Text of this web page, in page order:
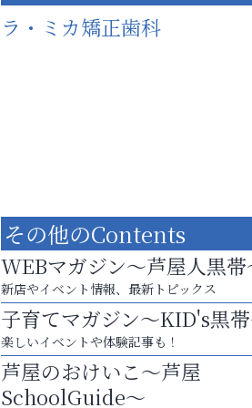
ラ・ミカ矯正歯科
お一人おひとりに合う治療をご提案
口元から始まる、自分らしい毎日を
南芦屋浜皮膚科クリニック
その他のContents
WEBマガジン～芦屋人黒帯
新店やイベント情報、最新トピックス
子育てマガジン～KID's黒
楽しいイベントや体験記事も！
芦屋のおけいこ～芦屋
SchoolGuide～